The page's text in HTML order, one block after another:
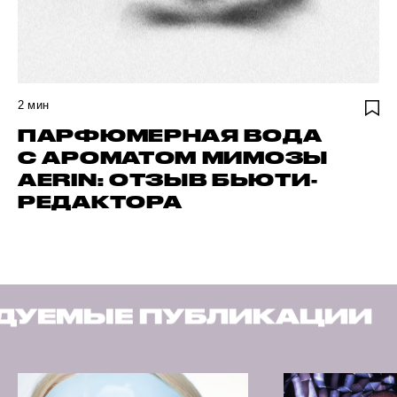
2 мин
ПАРФЮМЕРНАЯ ВОДА
С АРОМАТОМ МИМОЗЫ
AERIN: ОТЗЫВ БЬЮТИ-
РЕДАКТОРА